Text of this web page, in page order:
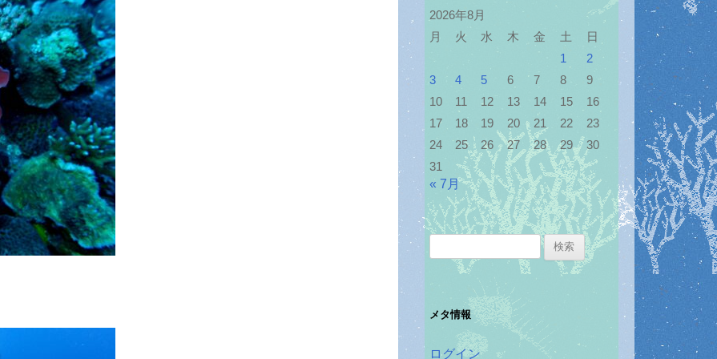
2026年8月
月
火 水 木 金 土
日
1
2
3
4 5 6 7 8
9
10
11 12 13 14 15
16
17
18 19 20 21 22
23
24
25 26 27 28 29
30
31
« 7月
メタ情報
ログイン